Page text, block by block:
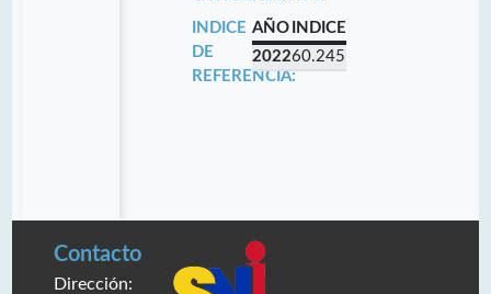
INDICE
DE
REFERENCIA:
AÑO INDICE
202260.245
Contacto
Dirección: